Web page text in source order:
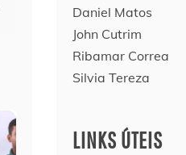
Daniel Matos
John Cutrim
Ribamar Correa
Silvia Tereza
LINKS ÚTEIS